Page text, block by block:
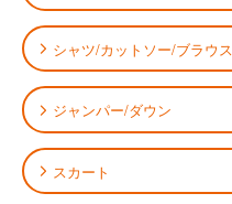
シャツ/カットソー/ブラウス
ジャンパー/ダウン
スカート